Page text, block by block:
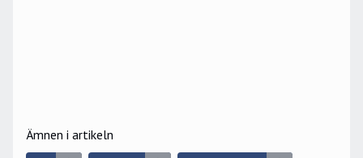
Ämnen i artikeln